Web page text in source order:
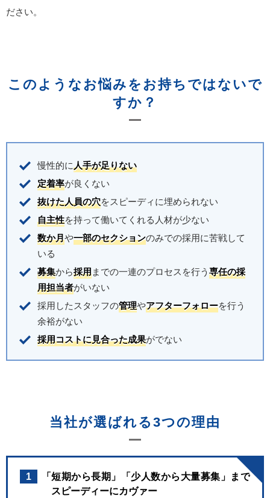
ださい。
このようなお悩みをお持ちではないで
すか？
慢性的に人手が足りない
定着率が良くない
抜けた人員の穴をスピーディに埋められない
自主性を持って働いてくれる人材が少ない
数か月や一部のセクションのみでの採用に苦戦して
いる
募集から採用までの一連のプロセスを行う 専任の採
用担当者がいない
採用したスタッフの管理やアフターフォローを行う
余裕がない
採用コストに見合った成果がでない
当社が選ばれる3つの理由
1
「短期から長期」「少人数から大量募集」まで
スピーディーにカヴァー